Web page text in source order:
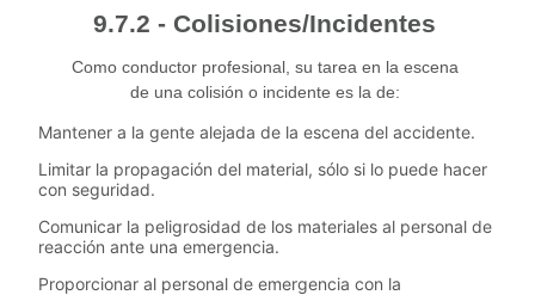
9.7.2 - Colisiones/Incidentes
Como conductor profesional, su tarea en la escena
de una colisión o incidente es la de:
Mantener a la gente alejada de la escena del accidente.
Limitar la propagación del material, sólo si lo puede hacer
con seguridad.
Comunicar la peligrosidad de los materiales al personal de
reacción ante una emergencia.
Proporcionar al personal de emergencia con la